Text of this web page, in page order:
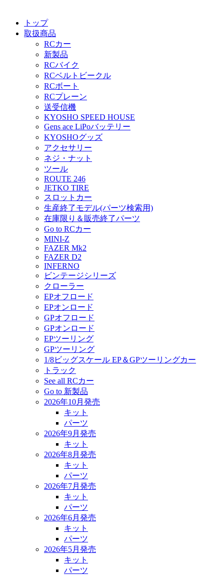
トップ
取扱商品
RCカー
新製品
RCバイク
RCベルトビークル
RCボート
RCプレーン
送受信機
KYOSHO SPEED HOUSE
Gens ace LiPoバッテリー
KYOSHOグッズ
アクセサリー
ネジ・ナット
ツール
ROUTE 246
JETKO TIRE
スロットカー
生産終了モデル(パーツ検索用)
在庫限り＆販売終了パーツ
Go to RCカー
MINI-Z
FAZER Mk2
FAZER D2
INFERNO
ビンテージシリーズ
クローラー
EPオフロード
EPオンロード
GPオフロード
GPオンロード
EPツーリング
GPツーリング
1/8ビッグスケール EP＆GPツーリングカー
トラック
See all RCカー
Go to 新製品
2026年10月発売
キット
パーツ
2026年9月発売
キット
2026年8月発売
キット
パーツ
2026年7月発売
キット
パーツ
2026年6月発売
キット
パーツ
2026年5月発売
キット
パーツ